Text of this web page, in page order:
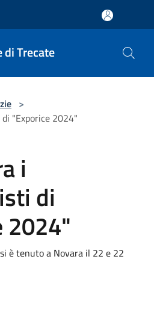
di Trecate
>
"Exporice 2024"
i
di
2024"
è tenuto a Novara il 22 e 22